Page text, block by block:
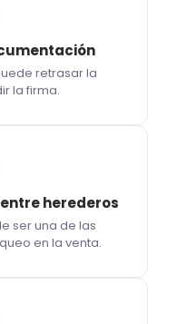
retrasar la
la firma.
herederos
ser una de las
en la venta.